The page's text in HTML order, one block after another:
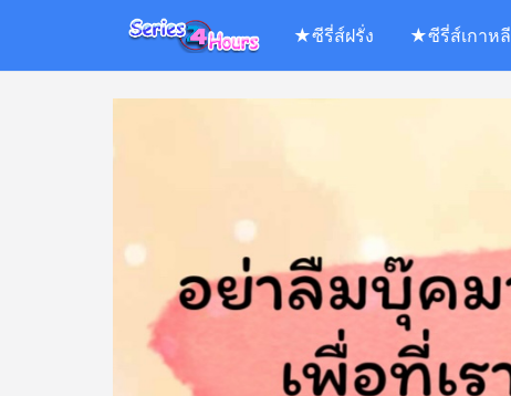
content
★ซีรี่ส์ฝรั่ง ★ซีรี่ส์เกาหลี